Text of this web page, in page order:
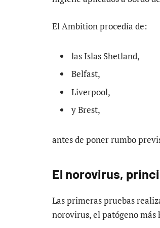
El Ambition procedía de:
las Islas Shetland,
Belfast,
Liverpool,
y Brest,
antes de poner rumbo
El norovirus,
Las primeras pruebas
norovirus, el patógeno